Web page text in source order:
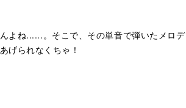
ね......。そこで、その単音で弾いたメロデ
げられなくちゃ！